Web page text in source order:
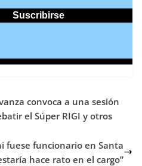
convoca a una sesión
el Súper RIGI y otros
fuese funcionario en Santa
hace rato en el cargo”